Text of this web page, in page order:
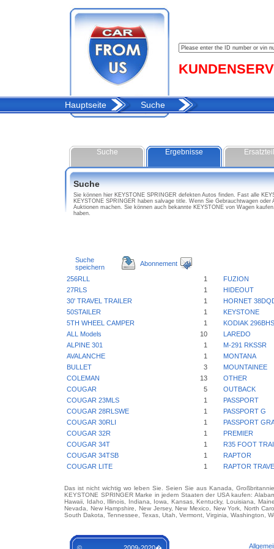
Hauptseite Suche
Suche Ergebnisse
Suche
Sie können hier KEYSTONE SPRINGER defekten Autos finden. Fast alle
KEYSTONE SPRINGER haben salvage title. Wenn Sie Gebrauchtwagen
Auktionen machen. Sie können auch bekannte KEYSTONE von Wagen
haben.
Suche
speichern
Abonnement
256RLL 1
FUZION
27RLS
1
HIDEOUT
30' TRAVEL TRAILER
1
HORNET
50STAILER
1
KEYSTONE
5TH WHEEL CAMPER
1
KODIAK
ALL Models
10
LAREDO
ALPINE 301
1
M-291 RKSSR
AVALANCHE
1
MONTANA
BULLET
3
MOUNTAINEE
COLEMAN
13
OTHER
COUGAR
5
OUTBACK
COUGAR 23MLS
1
PASSPORT
COUGAR 28RLSWE
1
PASSPORT G
COUGAR 30RLI
1
PASSPORT
COUGAR 32R
1
PREMIER
COUGAR 34T
1
R35 FOOT
COUGAR 34TSB
1
RAPTOR
COUGAR LITE
1 RAPTOR
Das ist nicht wichtig wo leben Sie. Seien Sie aus Kanada,
KEYSTONE SPRINGER Marke in jedem Staaten der USA kaufen:
Hawaii, Idaho, Illinois, Indiana, Iowa, Kansas, Kentucky, Louisiana,
Nevada, New Hampshire, New Jersey, New Mexico, New York, North
South Dakota, Tennessee, Texas, Utah, Vermont, Virginia, Washington,